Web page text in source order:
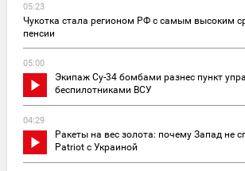
05:23
Чукотка стала регионом РФ с самым высоким
пенсии
05:00
Экипаж Су-34 бомбами разнес пункт
беспилотниками ВСУ
04:29
Ракеты на вес золота: почему Запад не
Patriot с Украиной